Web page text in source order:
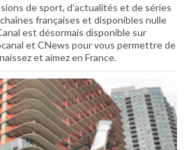
de sport, d’actualités et de séries
françaises et disponibles nulle
est désormais disponible sur
et CNews pour vous permettre de
et aimez en France.